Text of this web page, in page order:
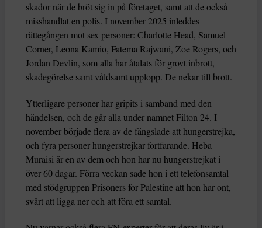
skador när de bröt sig in på företaget, samt att de också
misshandlat en polis. I november 2025 inleddes
rättegången mot sex personer: Charlotte Head, Samuel
Corner, Leona Kamio, Fatema Rajwani, Zoe Rogers, och
Jordan Devlin, som alla har åtalats för grovt inbrott,
skadegörelse samt våldsamt upplopp. De nekar till brott.
Ytterligare personer har gripits i samband med den
händelsen, och de går alla under namnet Filton 24. I
november började flera av de fängslade att hungerstrejka,
och fyra personer hungerstrejkar fortfarande. Heba
Muraisi är en av dem och hon har nu hungerstrejkat i
över 60 dagar. Förra veckan sade hon i ett telefonsamtal
med stödgruppen Prisoners for Palestine att hon har ont,
svårt att ligga ner och att föra ett samtal.